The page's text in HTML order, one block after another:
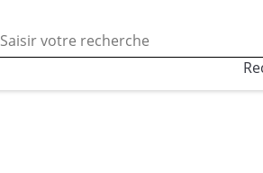
acceptez l’utilisation des
les réseaux sociaux.